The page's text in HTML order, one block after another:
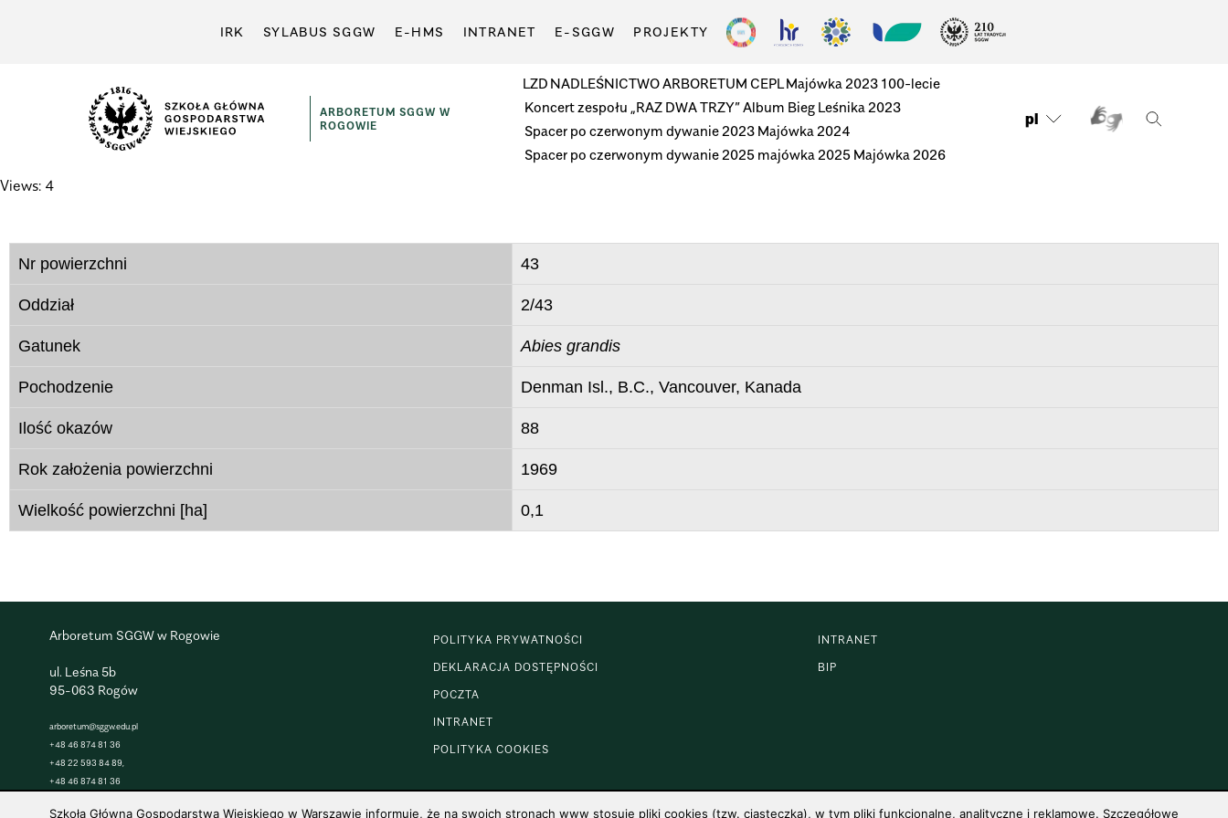
IRK SYLABUS SGGW E-HMS INTRANET E-SGGW PROJEKTY
ARBORETUM SGGW W
ROGOWIE
LZD NADLEŚNICTWOARBORETUM CEPLMajówka 2023 100-lecie
Koncert zespołu „RAZ DWA TRZY”Album Bieg Leśnika 2023
Spacer po czerwonym dywanie 2023 Majówka 2024
Spacer po czerwonym dywanie 2025 majówka 2025 Majówka 2026
pl
Views: 4
Nr powierzchni 43
Oddział 2/43
Gatunek Abies grandis
Pochodzenie Denman Isl., B.C., Vancouver, Kanada
Ilość okazów 88
Rok założenia powierzchni 1969
Wielkość powierzchni [ha] 0,1
Arboretum SGGW w Rogowie
ul. Leśna 5b
95-063 Rogów
arboretum@sggw.edu.pl
+48 46 874 81 36
+48 22 593 84 89,
+48 46 874 81 36
POLITYKA PRYWATNOŚCI
DEKLARACJA DOSTĘPNOŚCI
POCZTA
INTRANET
POLITYKA COOKIES
INTRANET
BIP
Szkoła Główna Gospodarstwa Wiejskiego w Warszawie informuje, że na swoich stronach www stosuje pliki cookies (tzw. ciasteczka), w tym pliki funkcjonalne, analityczne i reklamowe. Szczegółowe